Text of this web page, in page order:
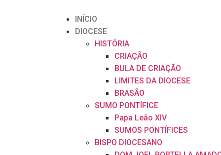
INÍCIO
DIOCESE
HISTÓRIA
CRIAÇÃO
BULA DE CRIAÇÃO
LIMITES DA DIOCESE
BRASÃO
SUMO PONTÍFICE
Papa Leão XIV
SUMOS PONTÍFICES
BISPO DIOCESANO